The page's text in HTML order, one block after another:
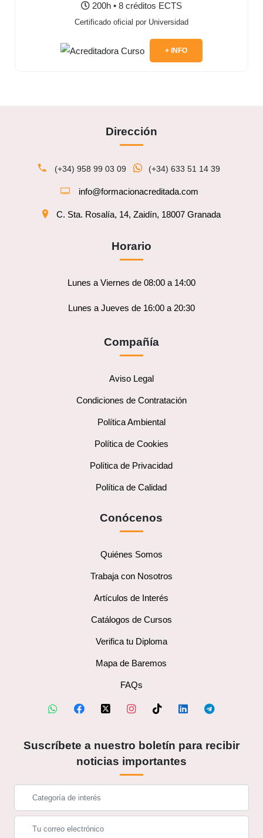
200h • 8 créditos ECTS
Certificado oficial por Universidad
+ INFO
Dirección
(+34) 958 99 03 09 (+34) 633 51 14 39
info@formacionacreditada.com
C. Sta. Rosalía, 14, Zaidín, 18007 Granada
Horario
Lunes a Viernes de 08:00 a 14:00
Lunes a Jueves de 16:00 a 20:30
Compañía
Aviso Legal
Condiciones de Contratación
Política Ambiental
Política de Cookies
Política de Privacidad
Política de Calidad
Conócenos
Quiénes Somos
Trabaja con Nosotros
Artículos de Interés
Catálogos de Cursos
Verifica tu Diploma
Mapa de Baremos
FAQs
Suscríbete a nuestro boletín para recibir
noticias importantes